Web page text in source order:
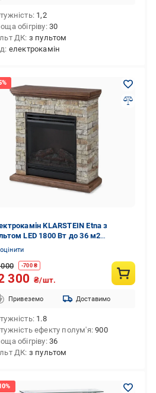
1,2
обігріву 30
ДК з пультом
електрокамін
KLARSTEIN Etna з
LED 1800 Вт до 36 м2
оцінити
-700₴
300 ₴/шт.
Привеземо Доставимо
1.8
ефекту полум'я 900
обігріву 36
ДК з пультом